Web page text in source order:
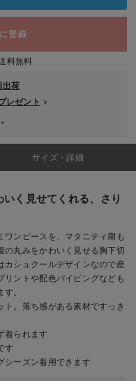
登録
料無料
出荷
レゼント
サイズ・詳細
く見せてくれる、さり
ワンピースを、マタニティ期も
の丸みをかわいく見せる胸下切
カシュクールデザインなので産
ントや配色パイピングなども
。
ト。落ち感がある素材ですっき
着られます
す
シーズン着用できます